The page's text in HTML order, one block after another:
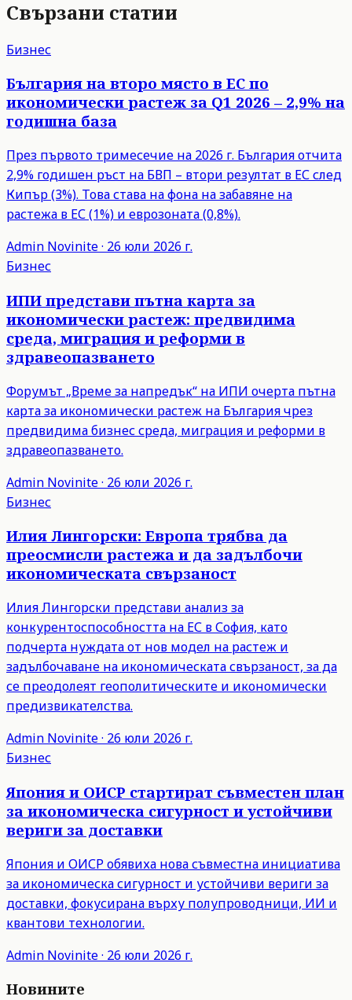
Свързани статии
Бизнес
България на второ място в ЕС по
икономически растеж за Q1 2026 – 2,9% на
годишна база
През първото тримесечие на 2026 г. България отчита
2,9% годишен ръст на БВП – втори резултат в ЕС след
Кипър (3%). Това става на фона на забавяне на
растежа в ЕС (1%) и еврозоната (0,8%).
Admin Novinite· 26 юли 2026 г.
Бизнес
ИПИ представи пътна карта за
икономически растеж: предвидима
среда, миграция и реформи в
здравеопазването
Форумът „Време за напредък“ на ИПИ очерта пътна
карта за икономически растеж на България чрез
предвидима бизнес среда, миграция и реформи в
здравеопазването.
Admin Novinite· 26 юли 2026 г.
Бизнес
Илия Лингорски: Европа трябва да
преосмисли растежа и да задълбочи
икономическата свързаност
Илия Лингорски представи анализ за
конкурентоспособността на ЕС в София, като
подчерта нуждата от нов модел на растеж и
задълбочаване на икономическата свързаност, за да
се преодолеят геополитическите и икономически
предизвикателства.
Admin Novinite· 26 юли 2026 г.
Бизнес
Япония и ОИСР стартират съвместен план
за икономическа сигурност и устойчиви
вериги за доставки
Япония и ОИСР обявиха нова съвместна инициатива
за икономическа сигурност и устойчиви вериги за
доставки, фокусирана върху полупроводници, ИИ и
квантови технологии.
Admin Novinite· 26 юли 2026 г.
Новините